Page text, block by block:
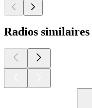
Radios similaires